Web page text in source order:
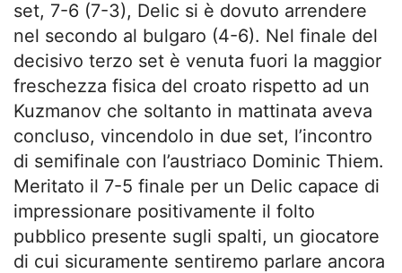
set, 7-6 (7-3), Delic si è dovuto arrendere
nel secondo al bulgaro (4-6). Nel finale del
decisivo terzo set è venuta fuori la maggior
freschezza fisica del croato rispetto ad un
Kuzmanov che soltanto in mattinata aveva
concluso, vincendolo in due set, l’incontro
di semifinale con l’austriaco Dominic Thiem.
Meritato il 7-5 finale per un Delic capace di
impressionare positivamente il folto
pubblico presente sugli spalti, un giocatore
di cui sicuramente sentiremo parlare ancora